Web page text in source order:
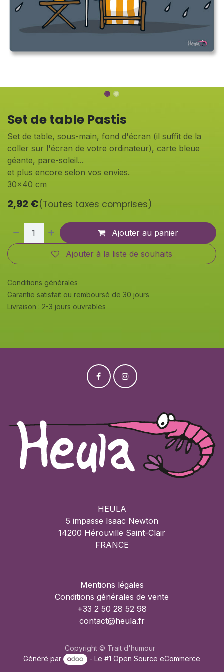
Set de table Pastis
Set de table, sous-main, fond d'écran (il suffit de la
coller sur l'écran de votre ordinateur), carte bleue
géante, pare-soleil...
et plus encore selon vos envies.
30x40 cm
2,92 €(Toutes taxes comprises)
Ajouter au panier
Ajouter à la liste de souhaits
Conditions générales
Garantie satisfait ou remboursé de 30 jours
Livraison : 2-3 jours ouvrables
HEULA
5 impasse Isaac Newton
14200 Hérouville Saint-Clair
FRANCE
Mentions légales
Conditions générales de vente
+33 2 50 28 52 98
contact@heula.fr
Copyright © Trait d'humour
Généré par
- Le #1Open Source eCommerce